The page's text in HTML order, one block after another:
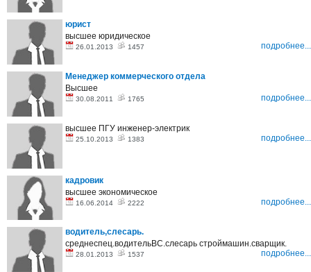
юрист
высшее юридическое
26.01.2013 1457 подробнее...
Менеджер коммерческого отдела
Высшее
30.08.2011 1765 подробнее...
высшее ПГУ инженер-электрик
25.10.2013 1383 подробнее...
кадровик
высшее экономическое
16.06.2014 2222 подробнее...
водитель,слесарь.
среднеспец.водительВС.слесарь строймашин.сварщик.
28.01.2013 1537 подробнее...